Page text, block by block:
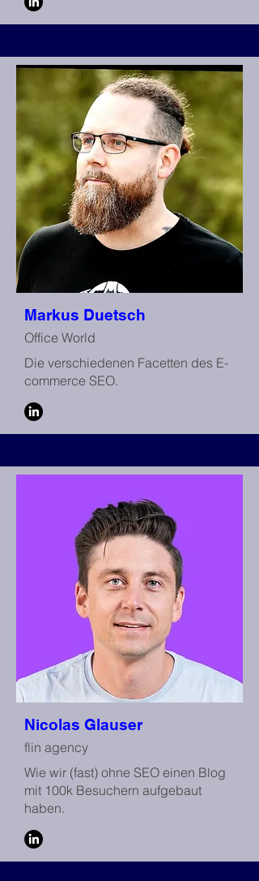
Markus Duetsch
Office World
Die verschiedenen Facetten des E-
commerce SEO.
Nicolas Glauser
flin agency
Wie wir (fast) ohne SEO einen Blog
mit 100k Besuchern aufgebaut
haben.